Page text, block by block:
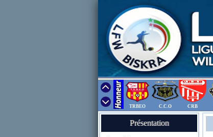
TRBEO C.C.O CRB
Présentation